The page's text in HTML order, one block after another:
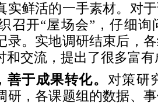
实鲜活的一手素材。对
召开“屋场会”，仔细
录。实地调研结束后，
和交流，提出了很多富
善于成果转化。 对策研
研，各课题组的数据、